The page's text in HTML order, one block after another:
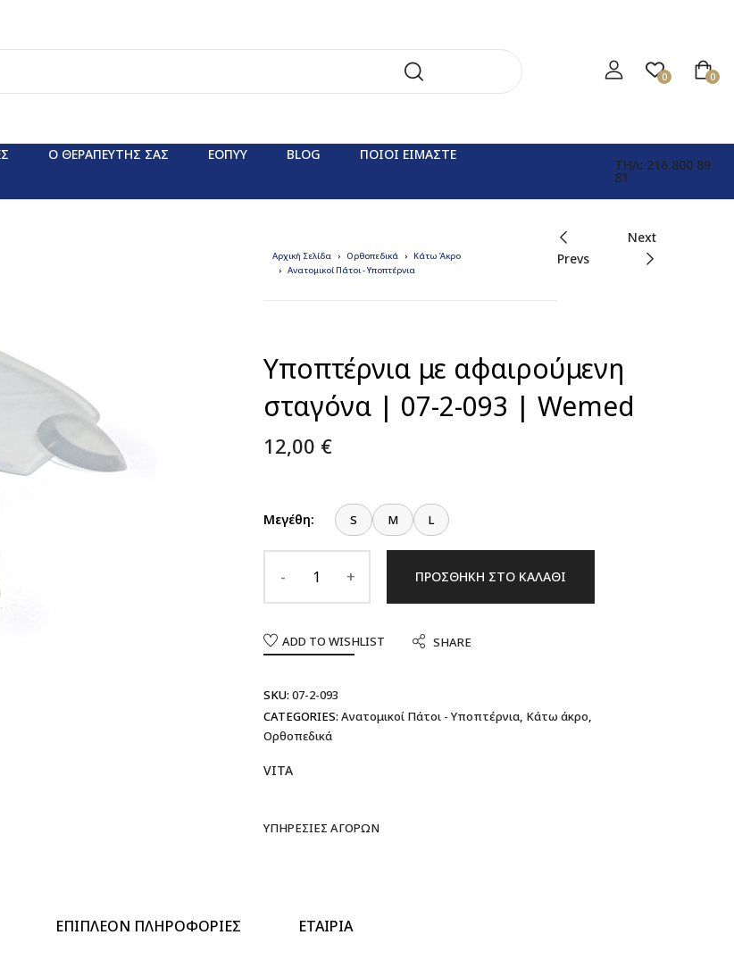
0
0
Ο ΘΕΡΑΠΕΥΤΗΣ ΣΑΣ ΕΟΠΥΥ BLOG
ΠΟΙΟΙ ΕΙΜΑΣΤΕ
ΤΗΛ: 216 800 89
81
Αρχική Σελίδα Ορθοπεδικά
Κάτω Άκρο
Ανατομικοί Πάτοι - Υποπτέρνια
Prevs
Next
Υποπτέρνια με αφαιρούμενη
σταγόνα | 07-2-093 | Wemed
12,00 €
Μεγέθη: S M L
ΠΡΟΣΘΉΚΗ ΣΤΟ ΚΑΛΆΘΙ
ADD TO WISHLIST SHARE
SKU: 07-2-093
CATEGORIES: Ανατομικοί Πάτοι - Υποπτέρνια, Κάτω άκρο,
Ορθοπεδικά
VITA
ΥΠΗΡΕΣΊΕΣ ΑΓΟΡΏΝ
ΕΠΙΠΛΈΟΝ ΠΛΗΡΟΦΟΡΊΕΣ ΕΤΑΙΡΊΑ